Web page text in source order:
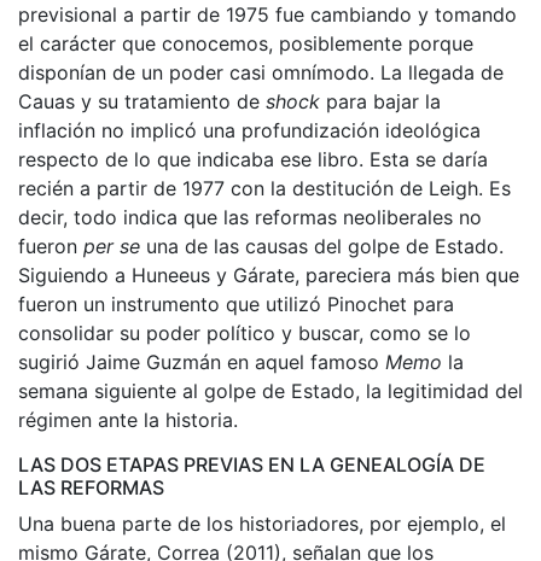
previsional a partir de 1975 fue cambiando y tomando
el carácter que conocemos, posiblemente porque
disponían de un poder casi omnímodo. La llegada de
Cauas y su tratamiento de shock para bajar la
inflación no implicó una profundización ideológica
respecto de lo que indicaba ese libro. Esta se daría
recién a partir de 1977 con la destitución de Leigh. Es
decir, todo indica que las reformas neoliberales no
fueron per se una de las causas del golpe de Estado.
Siguiendo a Huneeus y Gárate, pareciera más bien que
fueron un instrumento que utilizó Pinochet para
consolidar su poder político y buscar, como se lo
sugirió Jaime Guzmán en aquel famoso Memo la
semana siguiente al golpe de Estado, la legitimidad del
régimen ante la historia.
LAS DOS ETAPAS PREVIAS EN LA GENEALOGÍA DE
LAS REFORMAS
Una buena parte de los historiadores, por ejemplo, el
mismo Gárate, Correa (2011), señalan que los